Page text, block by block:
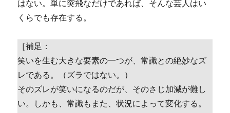
はない。単に突飛なだけであれば、そんな芸人はい
くらでも存在する。
［補足：
笑いを生む大きな要素の一つが、常識との絶妙なズ
レである。（ズラではない。）
そのズレが笑いになるのだが、そのさじ加減が難し
い。しかも、常識もまた、状況によって変化する。